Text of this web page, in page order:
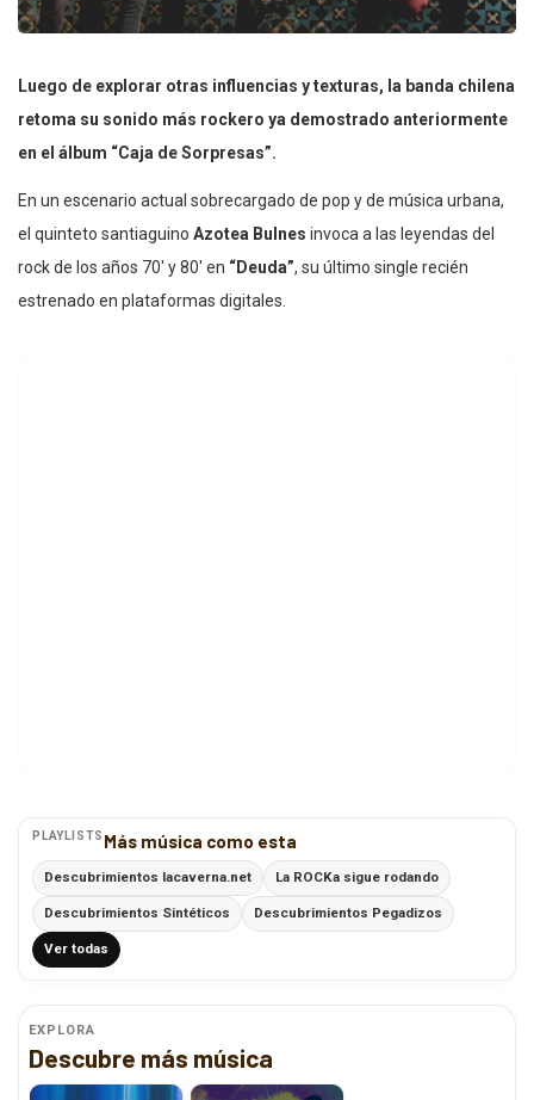
Luego de explorar otras influencias y texturas, la banda chilena
retoma su sonido más rockero ya demostrado anteriormente
en el álbum “Caja de Sorpresas”.
En un escenario actual sobrecargado de pop y de música urbana,
el quinteto santiaguino Azotea Bulnes invoca a las leyendas del
rock de los años 70′ y 80′ en “Deuda”, su último single recién
estrenado en plataformas digitales.
PLAYLISTS Más música como esta
Descubrimientos lacaverna.net La ROCKa sigue rodando
Descubrimientos Sintéticos Descubrimientos Pegadizos
Ver todas
EXPLORA
Descubre más música